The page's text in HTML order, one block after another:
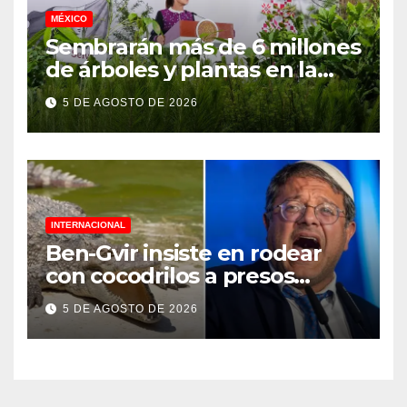
MÉXICO
Sembrarán más de 6 millones
de árboles y plantas en la
Jornada Nacional de
Reforestación 2026
5 DE AGOSTO DE 2026
INTERNACIONAL
Ben-Gvir insiste en rodear
con cocodrilos a presos
palestinos
5 DE AGOSTO DE 2026